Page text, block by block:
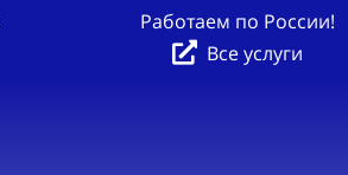
Работаем по России!
Все услуги